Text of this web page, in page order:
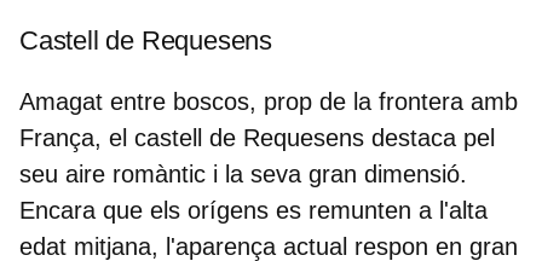
Castell de Requesens
Amagat entre boscos, prop de la frontera amb
França, el castell de Requesens destaca pel
seu aire romàntic i la seva gran dimensió.
Encara que els orígens es remunten a l'alta
edat mitjana, l'aparença actual respon en gran